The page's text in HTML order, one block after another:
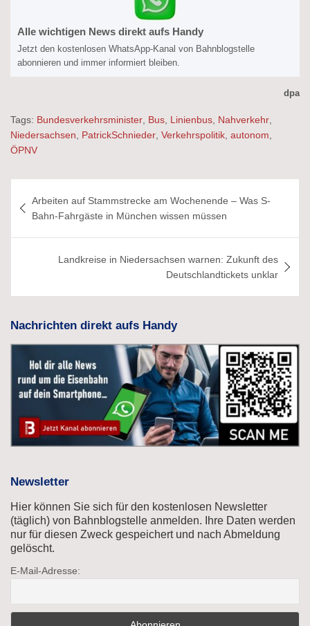
Alle wichtigen News direkt aufs Handy
Jetzt den kostenlosen WhatsApp-Kanal von Bahnblogstelle
abonnieren und immer informiert bleiben.
dpa
Tags: Bundesverkehrsminister Bus Linienbus Nahverkehr
Niedersachsen
PatrickSchnieder Verkehrspolitik autonom
ÖPNV
Arbeiten auf Stammstrecke am Wochenende – Was S-
Bahn-Fahrgäste in München wissen müssen
Landkreise in Niedersachsen warnen: Zukunft des
Deutschlandtickets unklar
Nachrichten direkt aufs Handy
Newsletter
Hier können Sie sich für den kostenlosen Newsletter
(täglich) von Bahnblogstelle anmelden. Ihre Daten werden
nur für diesen Zweck gespeichert und nach Abmeldung
gelöscht.
E-Mail-Adresse: